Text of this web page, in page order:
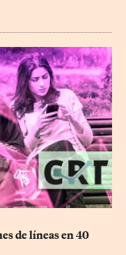
de líneas en 40